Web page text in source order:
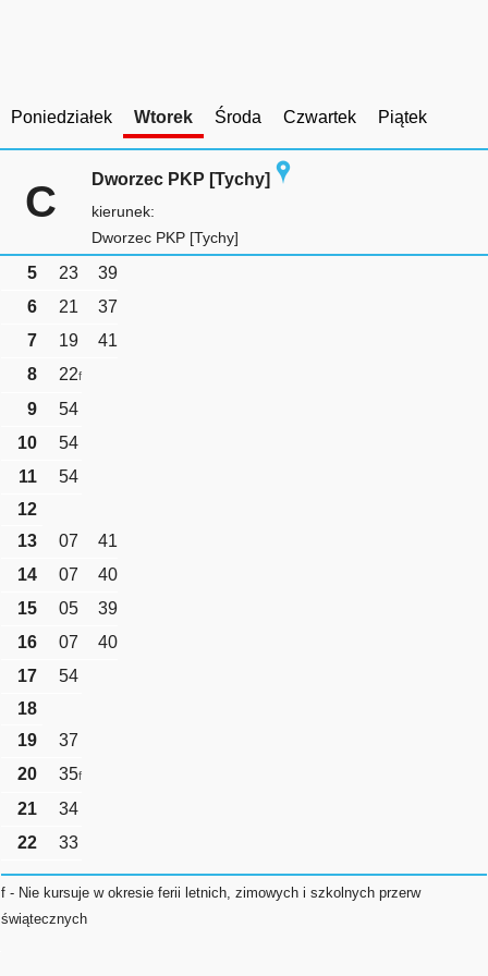
Poniedziałek Wtorek Środa Czwartek Piątek
C Dworzec PKP [Tychy]
kierunek:
Dworzec PKP [Tychy]
5 23
39
6
21
37
7
19
41
8
22f
9
54
10
54
11
54
12
13
07
41
14
07
40
15
05
39
16
07
40
17
54
18
19
37
20
35f
21
34
22
33
f - Nie kursuje w okresie ferii letnich, zimowych i szkolnych przerw
świątecznych